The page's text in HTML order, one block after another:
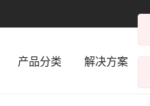
产品分类 解决方案